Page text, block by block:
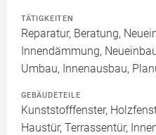
TÄTIGKEITEN
Reparatur, Beratung,
Innendämmung,
Umbau, Innenausbau,
GEBÄUDETEILE
Kunststofffenster,
Haustür, Terrassentür,